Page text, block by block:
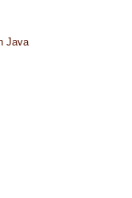
Java